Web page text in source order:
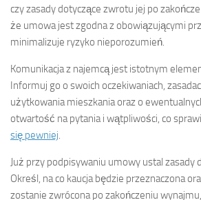
czy zasady dotyczące zwrotu jej po
że umowa jest zgodna z obowiązującymi
minimalizuje ryzyko nieporozumień.
Komunikacja z najemcą jest istotnym
Informuj go o swoich oczekiwaniach,
użytkowania mieszkania oraz o
otwartość na pytania i wątpliwości, co
się pewniej
Już przy podpisywaniu umowy ustal zasady
Określ, na co kaucja będzie przeznaczona
zostanie zwrócona po zakończeniu